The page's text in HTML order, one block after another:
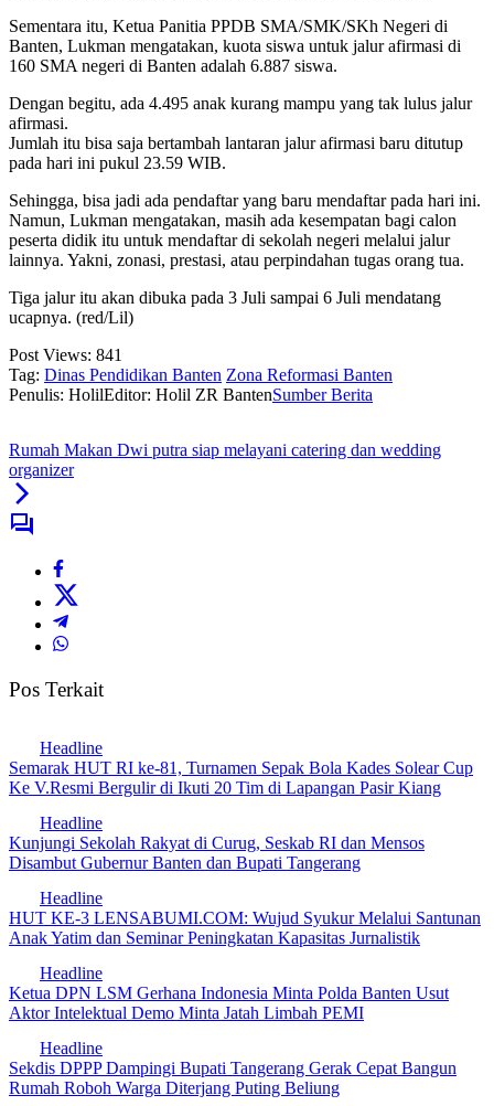
Sementara itu, Ketua Panitia PPDB SMA/SMK/SKh Negeri di
Banten, Lukman mengatakan, kuota siswa untuk jalur afirmasi di
160 SMA negeri di Banten adalah 6.887 siswa.
Dengan begitu, ada 4.495 anak kurang mampu yang tak lulus jalur
afirmasi.
Jumlah itu bisa saja bertambah lantaran jalur afirmasi baru ditutup
pada hari ini pukul 23.59 WIB.
Sehingga, bisa jadi ada pendaftar yang baru mendaftar pada hari ini.
Namun, Lukman mengatakan, masih ada kesempatan bagi calon
peserta didik itu untuk mendaftar di sekolah negeri melalui jalur
lainnya. Yakni, zonasi, prestasi, atau perpindahan tugas orang tua.
Tiga jalur itu akan dibuka pada 3 Juli sampai 6 Juli mendatang
ucapnya. (red/Lil)
Post Views: 841
Tag: Dinas Pendidikan Banten Zona Reformasi Banten
Penulis: HolilEditor: Holil ZR BantenSumber Berita
Rumah Makan Dwi putra siap melayani catering dan wedding
organizer
Pos Terkait
Headline
Semarak HUT RI ke-81, Turnamen Sepak Bola Kades Solear Cup
Ke V.Resmi Bergulir di Ikuti 20 Tim di Lapangan Pasir Kiang
Headline
Kunjungi Sekolah Rakyat di Curug, Seskab RI dan Mensos
Disambut Gubernur Banten dan Bupati Tangerang
Headline
HUT KE-3 LENSABUMI.COM: Wujud Syukur Melalui Santunan
Anak Yatim dan Seminar Peningkatan Kapasitas Jurnalistik
Headline
Ketua DPN LSM Gerhana Indonesia Minta Polda Banten Usut
Aktor Intelektual Demo Minta Jatah Limbah PEMI
Headline
Sekdis DPPP Dampingi Bupati Tangerang Gerak Cepat Bangun
Rumah Roboh Warga Diterjang Puting Beliung